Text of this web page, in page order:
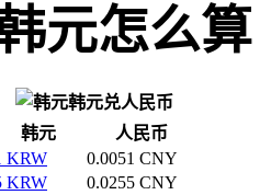
元怎么算
韩元兑人民币
韩元
人民币
KRW
0.0051 CNY
KRW
0.0255 CNY